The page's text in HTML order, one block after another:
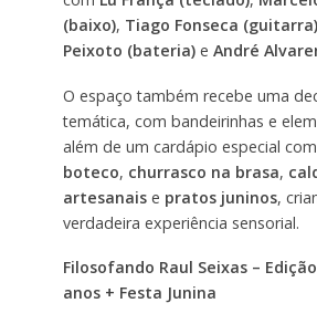
(baixo), Tiago Fonseca (guitarra)
Peixoto (bateria)e André
O espaço também recebe uma
temática, com bandeirinhas e
além de um cardápio especial com
boteco, churrasco na brasa,
artesanaise pratos juninos,
verdadeira experiência sensorial.
Filosofando Raul Seixas –
anos + Festa Junina